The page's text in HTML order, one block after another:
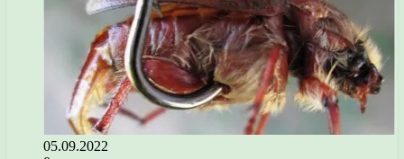
05.09.2022